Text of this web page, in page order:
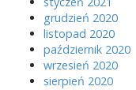
grudzień 2020
listopad 2020
październik 2020
wrzesień 2020
sierpień 2020